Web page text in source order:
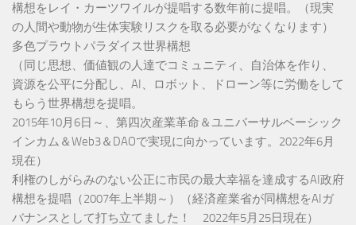
構想をレイ・カーツワイルが提唱する数年前に提唱。（現実
の人間や動物が生体実験リスクを取る必要がなくなります）
多色プラウトパラダイス世界構想
（同じ思想、価値観の人達でコミュニティ、自治体を作り、
資源を公平に分配し、AI、ロボット、ドローン等に労働をして
もらう世界構想を提唱。
2015年10月6日～、第四次産業革命＆ユニバーサルベーシック
インカム＆Web3＆DAOで実現に向かっています。2022年6月
現在）
利権のしがらみのない公正に市民の最大幸福を達成するAI政府
構想を提唱（2007年上半期～）（経済産業省が同構想をAIガ
バナンスとして打ち立てました！ 2022年5月25日現在）